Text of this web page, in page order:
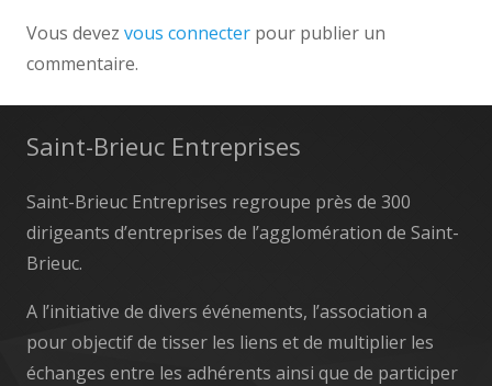
Vous devez vous connecter pour publier un
commentaire.
Saint-Brieuc Entreprises
Saint-Brieuc Entreprises regroupe près de 300
dirigeants d’entreprises de l’agglomération de Saint-
Brieuc.
A l’initiative de divers événements, l’association a
pour objectif de tisser les liens et de multiplier les
échanges entre les adhérents ainsi que de participer